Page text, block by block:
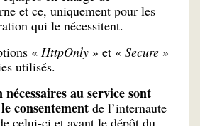
et ce, uniquement pour les
qui le nécessitent.
« HttpOnly » et « Secure »
utilisés.
nécessaires au service sont
consentement de l’internaute
celui-ci et avant le dépôt du